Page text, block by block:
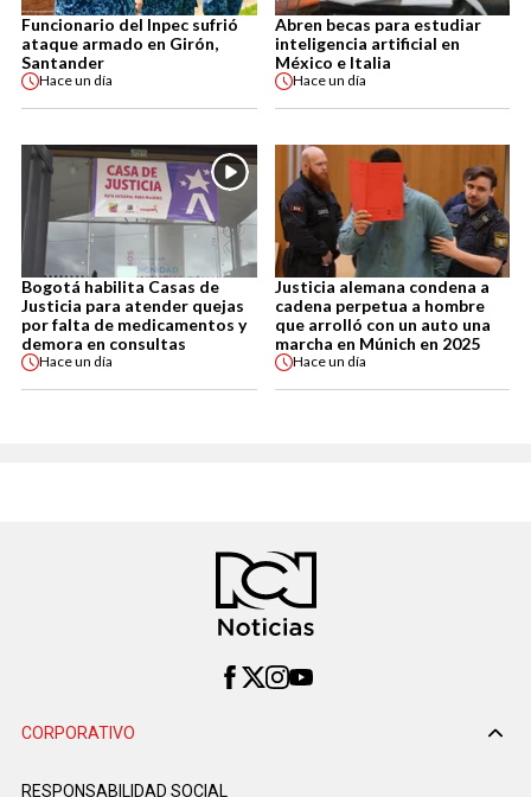
Funcionario del Inpec sufrió
ataque armado en Girón,
Santander
Haceun día
Abren becas para estudiar
inteligencia artificial en
México e Italia
Haceun día
Bogotá habilita Casas de
Justicia para atender quejas
por falta de medicamentos y
demora en consultas
Haceun día
Justicia alemana condena a
cadena perpetua a hombre
que arrolló con un auto una
marcha en Múnich en 2025
Haceun día
CORPORATIVO
RESPONSABILIDAD SOCIAL